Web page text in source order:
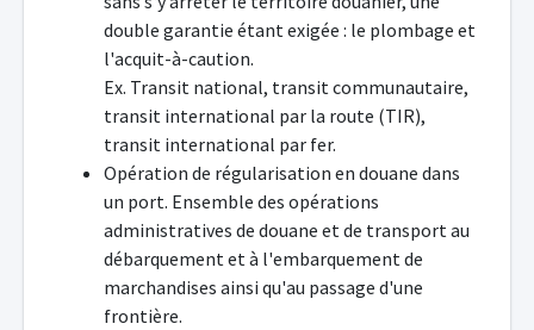
double garantie étant exigée : le plombage et
l'acquit-à-caution.
Ex. Transit national, transit communautaire,
transit international par la route (TIR),
transit international par fer.
Opération de régularisation en douane dans
un port. Ensemble des opérations
administratives de douane et de transport au
débarquement et à l'embarquement de
marchandises ainsi qu'au passage d'une
frontière.